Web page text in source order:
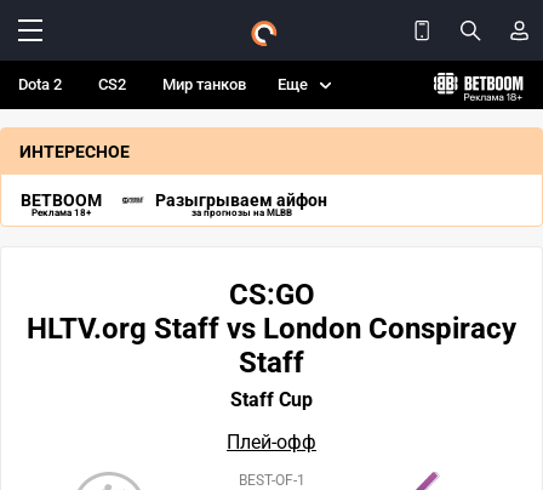
Dota 2 CS2 Мир танков Еще
ИНТЕРЕСНОЕ
BETBOOM
Реклама 18+
Разыгрываем айфон
за прогнозы на MLBB
CS:GO
HLTV.org Staff vs London Conspiracy
Staff
Staff Cup
Плей-офф
BEST-OF-1